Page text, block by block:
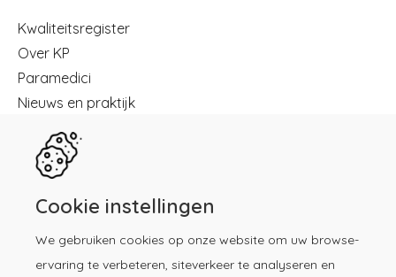
Cookie instellingen
We gebruiken cookies op onze website om uw browse-
ervaring te verbeteren, siteverkeer te analyseren en
Menu
Kwaliteitsregister
Over KP
Paramedici
Nieuws en praktijk
Registreren
Kennisbibliotheek
Herregistratie
Contact